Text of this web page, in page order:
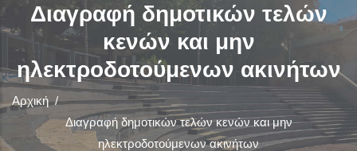
Διαγραφή δημοτικών τελών
κενών και μην
ηλεκτροδοτούμενων ακινήτων
Αρχική /
Διαγραφή δημοτικών τελών κενών και μην
ηλεκτροδοτούμενων ακινήτων